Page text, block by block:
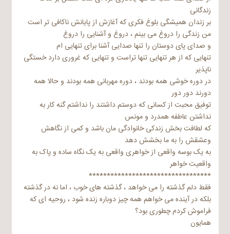
زندگانی
بر زندان همیشگی بلوغ فکری که آغازش از پایانش ناکافی تر است
من زندگی را دروغ می بینم ، دروغ و آشنایی را دروغ
و صدای پای دوستان را تنها صدایی آشنا برای تنهایی ام
تنهایی که از هر تنهایی تنها تراست و تنهایی که غروری دارد خستگی
ناپذیر
در دوره خوشی همه بودند ، دوره مهربانی همه بودند و حالا همه
دورند دور دور
توفیق محبت از کسانی که دوستم داشتند را نداشتم گنه کار به
نداشتن عاطفه همدرد و مونس
که لطافت بخش زندکی خانوادگی مان باشد و کمی از نگاهش
وعشقش را به ما بخشش دهد
به یک بوسه واقعی از خواهری واقعی به یک نگاه ساده و پاک به
واقعیت خواهر
**********************************
فقط دلم گذشته را می خواهد ، گذشته های خوب ، اما نه در گذشته
بلکه در آینده می خواهم همه چیز دوباره زنده شود ، روحیه ای که
فراموش کردم چطوری بود؟
همایون